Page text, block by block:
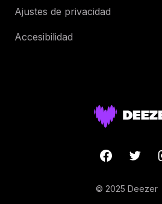
Ajustes de privacidad
Accesibilidad
© 2025 Deezer